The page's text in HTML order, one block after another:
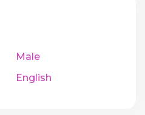
Male
English